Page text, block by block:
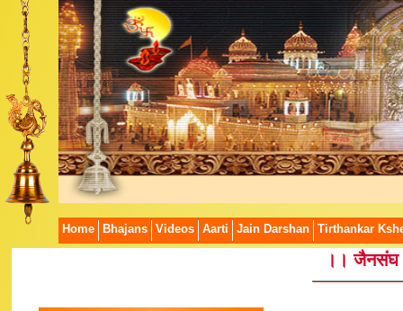
Home Bhajans Videos Aarti Jain Darshan Tirthankar
।। जैनसंघ